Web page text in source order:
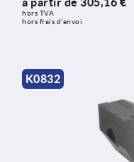
hors TVA
hors frais d’envoi
K0832